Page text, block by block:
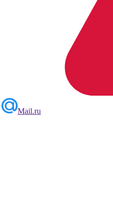
Mail.ru